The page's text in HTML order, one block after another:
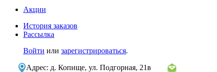
Акции
История заказов
Рассылка
Войти или зарегистрироваться.
Адрес: д. Копище, ул. Подгорная, 21в